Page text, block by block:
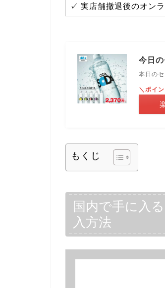
✓ 実店舗撤退後のオン
今日
本日の
＼ポイ
もくじ
国内で手に入
入方法